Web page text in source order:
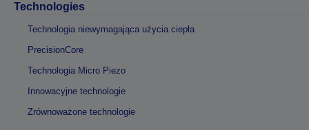
Technologies
Technologia niewymagająca użycia ciepła
PrecisionCore
Technologia Micro Piezo
Innowacyjne technologie
Zrównoważone technologie